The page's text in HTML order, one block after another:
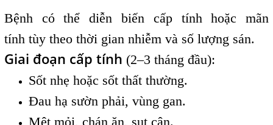
Bệnh có thể diễn biến cấp tính hoặc mãn
tính tùy theo thời gian nhiễm và số lượng sán.
Giai đoạn cấp tính (2–3 tháng đầu):
Sốt nhẹ hoặc sốt thất thường.
Đau hạ sườn phải, vùng gan.
Mệt mỏi, chán ăn, sụt cân.